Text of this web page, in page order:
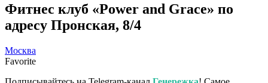
Фитнес клуб «Power and Grace» по
адресу Пронская, 8/4
Москва
Favorite